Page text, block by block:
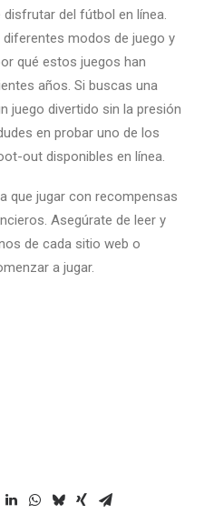
del fútbol en línea.
modos de juego y
qué estos juegos han
años. Si buscas una
juego divertido sin la presión
en probar uno de los
out disponibles en línea.
que jugar con recompensas
Asegúrate de leer y
de cada sitio web o
a jugar.